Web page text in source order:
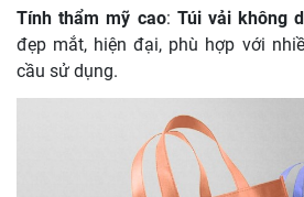
Tính thẩm mỹ cao: Túi vải không
đẹp mắt, hiện đại, phù hợp với
cầu sử dụng.